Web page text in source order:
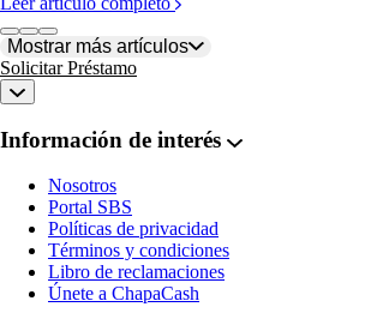
Mostrar más artículos
Solicitar Préstamo
Información de interés
Nosotros
Portal SBS
Políticas de privacidad
Términos y condiciones
Libro de reclamaciones
Únete a ChapaCash